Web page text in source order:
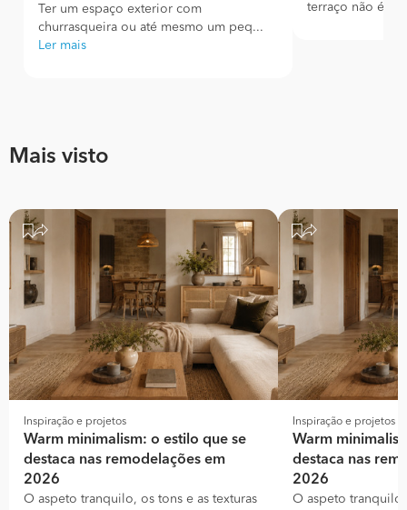
Ter um espaço exterior com
churrasqueira ou até mesmo um peq...
Ler mais
terraço não é
Mais visto
Inspiração e projetos
Warm minimalism: o estilo que se
destaca nas remodelações em
2026
O aspeto tranquilo, os tons e as texturas
Inspiração e projetos
Warm
destaca nas
2026
O aspeto